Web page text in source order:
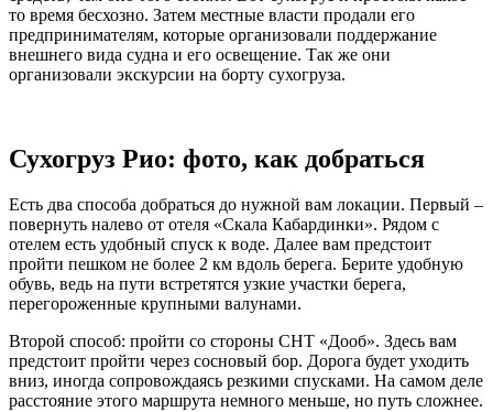
то время бесхозно. Затем местные власти продали его
предпринимателям, которые организовали поддержание
внешнего вида судна и его освещение. Так же они
организовали экскурсии на борту сухогруза.
Сухогруз Рио: фото, как добраться
Есть два способа добраться до нужной вам локации. Первый –
повернуть налево от отеля «Скала Кабардинки». Рядом с
отелем есть удобный спуск к воде. Далее вам предстоит
пройти пешком не более 2 км вдоль берега. Берите удобную
обувь, ведь на пути встретятся узкие участки берега,
перегороженные крупными валунами.
Второй способ: пройти со стороны СНТ «Дооб». Здесь вам
предстоит пройти через сосновый бор. Дорога будет уходить
вниз, иногда сопровождаясь резкими спусками. На самом деле
расстояние этого маршрута немного меньше, но путь сложнее.